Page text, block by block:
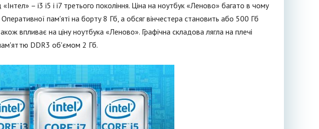
«Інтел» – i3 i5 і i7 третього покоління. Ціна на ноутбук «Леново» багато в чому
Оперативної пам'яті на борту 8 Гб, а обсяг вінчестера становить або 500 Гб
впливає на ціну ноутбука «Леново». Графічна складова лягла на плечі
DDR3 об'ємом 2 Гб.